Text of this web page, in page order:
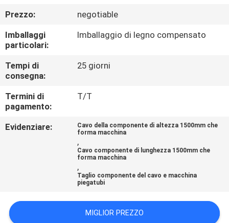
CONTROLLO
DI
QUALITÀ
CONTATTICI
DEL
Prezzo:
negotiable
Imballaggi
particolari:
Imballaggio di legno compensato
Tempi di
consegna:
25 giorni
Termini di
pagamento:
T/T
Evidenziare:
Cavo della componente di altezza 1500mm che
forma macchina
,
Cavo componente di lunghezza 1500mm che
forma macchina
,
Taglio componente del cavo e macchina
piegatubi
MIGLIOR PREZZO